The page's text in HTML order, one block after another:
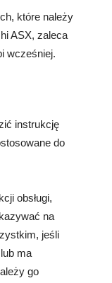
które należy
ASX, zaleca
wcześniej.
instrukcję
do
obsługi,
na
jeśli
ma
go